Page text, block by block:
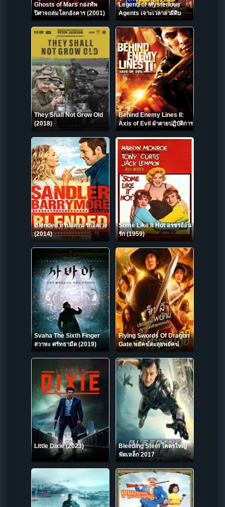
Ghosts of Mars กองทัพ
ปิศาจถล่มโลกอังคาร (2001)
Legend of Mysterious
Agents เจาะเวลาล่าผีดิบ
(2016)
They Shall Not Grow Old
(2018)
Behind Enemy Lines II:
Axis of Evil ฝ่าตายปฏิบัติการ
ท้านรก (2006)
Blended ทริปอลวน รักอลเวง
(2014)
Some Like It Hot อรชรอ้อน
รัก (1959)
Svaha The Sixth Finger
สวาหะ ศรัทธามืด (2019)
บรรยายไทย
Flying Swords Of Dragon
Gate พยัคฆ์ตะลุยพยัคฆ์
2011
Little Dixie (2023)
Bleeding Steel โคตรใหญ่
ฟัดเหล็ก 2017